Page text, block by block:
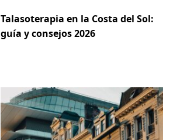
Talasoterapia en la Costa del Sol:
guía y consejos 2026